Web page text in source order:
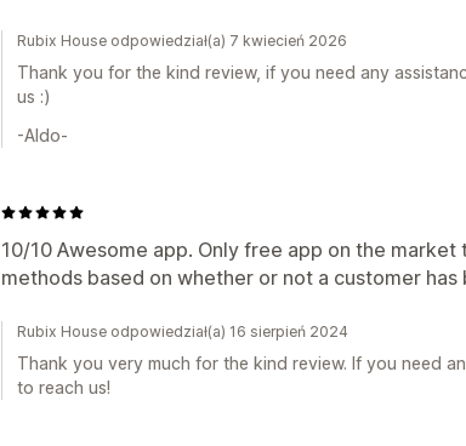
Rubix House odpowiedział(a) 7 kwiecień 2026
Thank you for the kind review, if you need any
us :)
-Aldo-
10/10 Awesome app. Only free app on the
methods based on whether or not a customer
Rubix House odpowiedział(a) 16 sierpień 2024
Thank you very much for the kind review. If you need
to reach us!